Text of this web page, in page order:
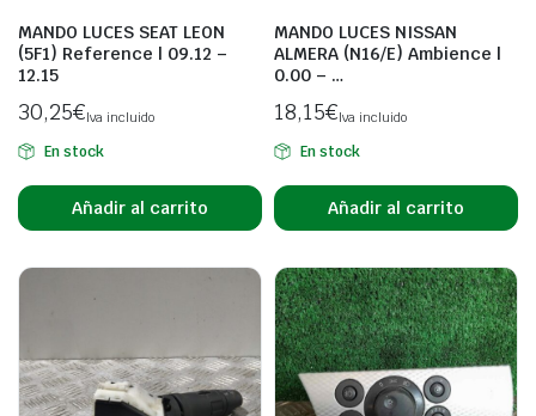
MANDO LUCES SEAT LEON
(5F1) Reference | 09.12 –
12.15
30,25€Iva incluido
En stock
Añadir al carrito
MANDO LUCES NISSAN
ALMERA (N16/E) Ambience |
0.00 – …
18,15€Iva incluido
En stock
Añadir al carrito